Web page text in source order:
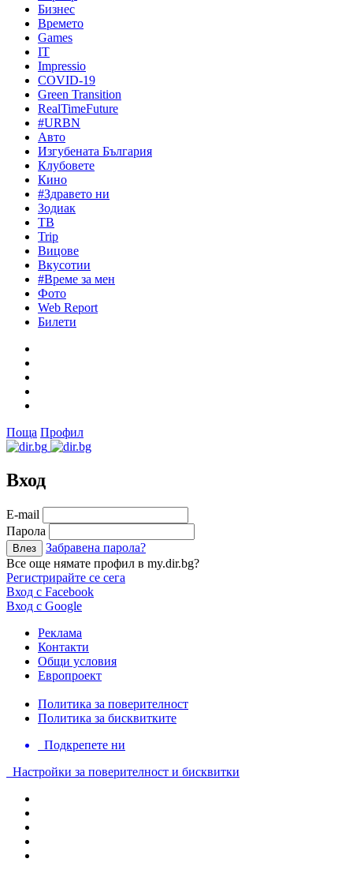
Бизнес
Времето
Games
IT
Impressio
COVID-19
Green Transition
RealTimeFuture
#URBN
Авто
Изгубената България
Клубовете
Кино
#Здравето ни
Зодиак
ТВ
Trip
Вицове
Вкусотии
#Време за мен
Фото
Web Report
Билети
Поща Профил
Вход
Е-mail
Парола
Забравена парола?
Все още нямате профил в my.dir.bg?
Регистрирайте се сега
Вход с Facebook
Вход с Google
Реклама
Контакти
Общи условия
Европроект
Политика за поверителност
Политика за бисквитките
Подкрепете ни
Настройки за поверителност и бисквитки